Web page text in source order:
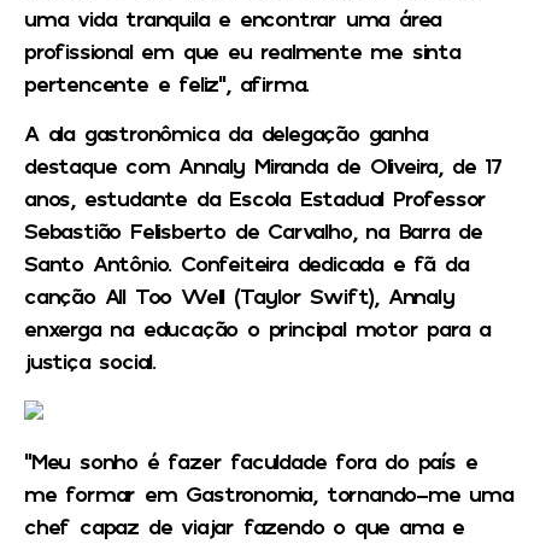
uma vida tranquila e encontrar uma área
profissional em que eu realmente me sinta
pertencente e feliz”, afirma.
A ala gastronômica da delegação ganha
destaque com Annaly Miranda de Oliveira, de 17
anos, estudante da Escola Estadual Professor
Sebastião Felisberto de Carvalho, na Barra de
Santo Antônio. Confeiteira dedicada e fã da
canção All Too Well (Taylor Swift), Annaly
enxerga na educação o principal motor para a
justiça social.
“Meu sonho é fazer faculdade fora do país e
me formar em Gastronomia, tornando-me uma
chef capaz de viajar fazendo o que ama e